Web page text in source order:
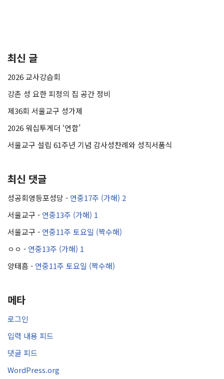
최신 글
2026 교사강습회
강촌 성 요한 피정의 집 공간 정비
제36회 서울교구 성가제
2026 워십투게더 ‘연합’
서울교구 설립 61주년 기념 감사성찬례와 성직서품식
최신 댓글
성공회영등포성당 - 연중17주 (가해) 2
서울교구 - 연중13주 (가해) 1
서울교구 - 연중11주 토요일 (짝수해)
ㅇㅇ - 연중13주 (가해) 1
양태흠 - 연중11주 토요일 (짝수해)
메타
로그인
입력 내용 피드
댓글 피드
WordPress.org